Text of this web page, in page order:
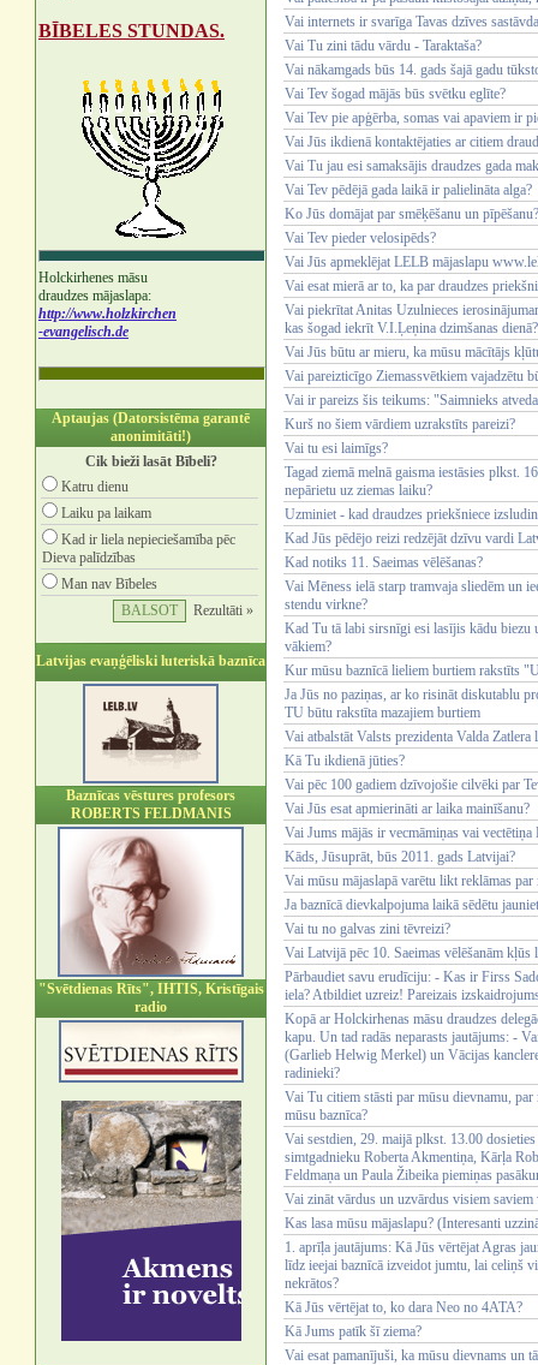
BĪBELES STUNDAS.
Holckirhenes māsu
draudzes mājaslapa:
http://www.holzkirchen
-evangelisch.de
Aptaujas (Datorsistēma garantē
anonimitāti!)
Cik bieži lasāt Bībeli?
Katru dienu
Laiku pa laikam
Kad ir liela nepieciešamība pēc
Dieva palīdzības
Man nav Bībeles
Rezultāti »
Latvijas evaņģēliski luteriskā baznīca
Baznīcas vēstures profesors
ROBERTS FELDMANIS
"Svētdienas Rīts", IHTIS, Kristīgais
radio
Vai internets ir svarīga Tavas dzīves
Vai Tu zini tādu vārdu - Taraktaša?
Vai nākamgads būs 14. gads šajā gadu
Vai Tev šogad mājās būs svētku eglīte?
Vai Tev pie apģērba, somas vai apaviem ir
Vai Jūs ikdienā kontaktējaties ar citiem
Vai Tu jau esi samaksājis draudzes gada
Vai Tev pēdējā gada laikā ir palielināta alga?
Ko Jūs domājat par smēķēšanu un pīpēšanu?
Vai Tev pieder velosipēds?
Vai Jūs apmeklējat LELB mājaslapu
Vai esat mierā ar to, ka par draudzes
Vai piekrītat Anitas Uzulnieces
kas šogad iekrīt V.I.Ļeņina dzimšanas dienā?
Vai Jūs būtu ar mieru, ka mūsu mācītājs
Vai pareizticīgo Ziemassvētkiem vajadzētu
Vai ir pareizs šis teikums: "Saimnieks
Kurš no šiem vārdiem uzrakstīts pareizi?
Vai tu esi laimīgs?
Tagad ziemā melnā gaisma iestāsies plkst.
nepārietu uz ziemas laiku?
Uzminiet - kad draudzes priekšniece
Kad Jūs pēdējo reizi redzējāt dzīvu vardi
Kad notiks 11. Saeimas vēlēšanas?
Vai Mēness ielā starp tramvaja sliedēm un
stendu virkne?
Kad Tu tā labi sirsnīgi esi lasījis kādu biezu
vākiem?
Kur mūsu baznīcā lieliem burtiem rakstīts
Ja Jūs no paziņas, ar ko risināt diskutablu
TU būtu rakstīta mazajiem burtiem
Vai atbalstāt Valsts prezidenta Valda Zatlera
Kā Tu ikdienā jūties?
Vai pēc 100 gadiem dzīvojošie cilvēki par
Vai Jūs esat apmierināti ar laika mainīšanu?
Vai Jums mājās ir vecmāmiņas vai
Kāds, Jūsuprāt, būs 2011. gads Latvijai?
Vai mūsu mājaslapā varētu likt reklāmas
Ja baznīcā dievkalpojuma laikā sēdētu
Vai tu no galvas zini tēvreizi?
Vai Latvijā pēc 10. Saeimas vēlēšanām kļūs
Pārbaudiet savu erudīciju: - Kas ir Firss
iela? Atbildiet uzreiz! Pareizais
Kopā ar Holckirhenas māsu draudzes
kapu. Un tad radās neparasts jautājums: -
(Garlieb Helwig Merkel) un Vācijas
radinieki?
Vai Tu citiem stāsti par mūsu dievnamu,
mūsu baznīca?
Vai sestdien, 29. maijā plkst. 13.00
simtgadnieku Roberta Akmentiņa, Kārļa
Feldmaņa un Paula Žibeika piemiņas
Vai zināt vārdus un uzvārdus visiem saviem
Kas lasa mūsu mājaslapu? (Interesanti
1. aprīļa jautājums: Kā Jūs vērtējat Agras
līdz ieejai baznīcā izveidot jumtu, lai celiņš
nekrātos?
Kā Jūs vērtējat to, ko dara Neo no 4ATA?
Kā Jums patīk šī ziema?
Vai esat pamanījuši, ka mūsu dievnams un